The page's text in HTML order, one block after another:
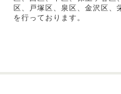
区、戸塚区、泉区、金沢区、
を行っております。